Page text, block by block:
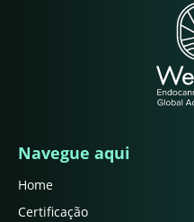
Navegue aqui
Home
Certificação